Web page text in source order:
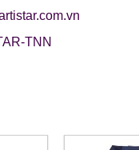
TNN